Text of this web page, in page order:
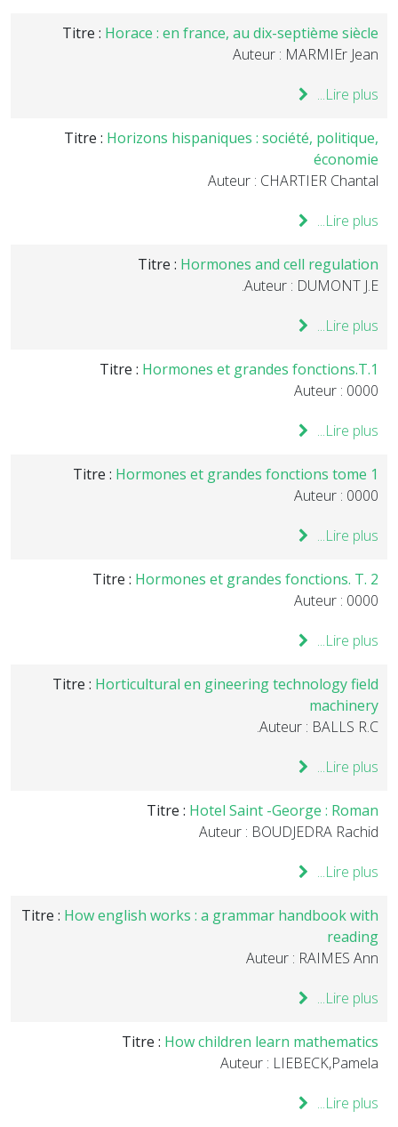
Titre : Horace : en france, au dix-septième siècle
Auteur : MARMIEr Jean
Lire plus...
Titre : Horizons hispaniques : société, politique,
économie
Auteur : CHARTIER Chantal
Lire plus...
Titre : Hormones and cell regulation
Auteur : DUMONT J.E.
Lire plus...
Titre : Hormones et grandes fonctions.T.1
Auteur : 0000
Lire plus...
Titre : Hormones et grandes fonctions tome 1
Auteur : 0000
Lire plus...
Titre : Hormones et grandes fonctions. T. 2
Auteur : 0000
Lire plus...
Titre : Horticultural en gineering technology field
machinery
Auteur : BALLS R.C.
Lire plus...
Titre : Hotel Saint -George : Roman
Auteur : BOUDJEDRA Rachid
Lire plus...
Titre : How english works : a grammar handbook with
reading
Auteur : RAIMES Ann
Lire plus...
Titre : How children learn mathematics
Auteur : LIEBECK,Pamela
Lire plus...